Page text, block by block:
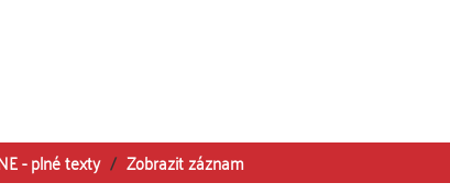
- plné texty Zobrazit záznam